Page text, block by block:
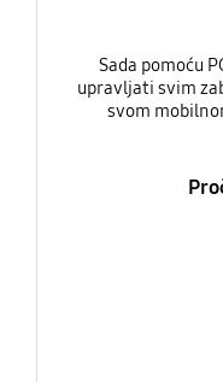
Sada pomoću
upravljati svim
svom